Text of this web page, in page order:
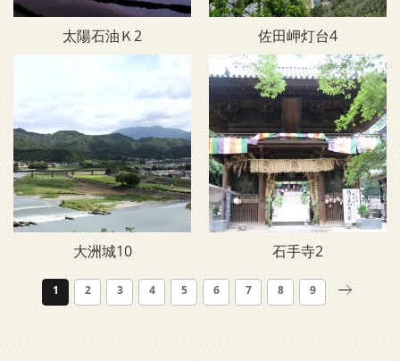
太陽石油Ｋ2 佐田岬灯台4
大洲城10 石手寺2
1 2 3 4 5 6 7 8 9